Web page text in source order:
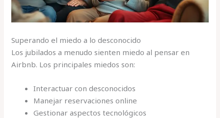
Superando el miedo a lo desconocido
Los jubilados a menudo sienten miedo al pensar en
Airbnb. Los principales miedos son:
Interactuar con desconocidos
Manejar reservaciones online
Gestionar aspectos tecnológicos